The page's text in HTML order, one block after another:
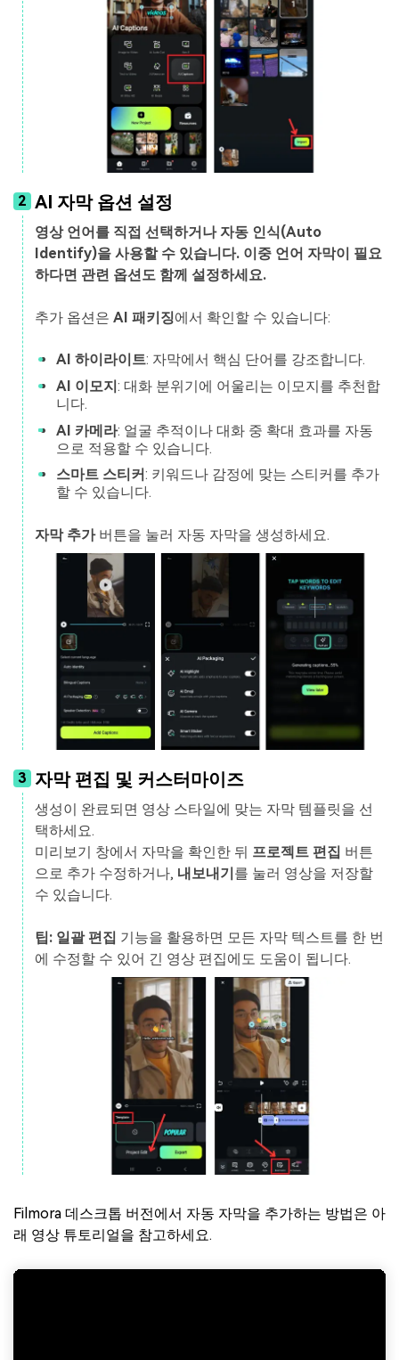
2 AI 자막 옵션 설정
영상 언어를 직접 선택하거나 자동 인식(Auto
Identify)을 사용할 수 있습니다. 이중 언어 자막이 필요
하다면 관련 옵션도 함께 설정하세요.
추가 옵션은 AI 패키징에서 확인할 수 있습니다:
AI 하이라이트: 자막에서 핵심 단어를 강조합니다.
AI 이모지: 대화 분위기에 어울리는 이모지를 추천합
니다.
AI 카메라: 얼굴 추적이나 대화 중 확대 효과를 자동
으로 적용할 수 있습니다.
스마트 스티커: 키워드나 감정에 맞는 스티커를 추가
할 수 있습니다.
자막 추가버튼을 눌러 자동 자막을 생성하세요.
3 자막 편집 및 커스터마이즈
생성이 완료되면 영상 스타일에 맞는 자막 템플릿을 선
택하세요.
미리보기 창에서 자막을 확인한 뒤 프로젝트 편집 버튼
으로 추가 수정하거나, 내보내기 를 눌러 영상을 저장할
수 있습니다.
팁: 일괄 편집 기능을 활용하면 모든 자막 텍스트를 한 번
에 수정할 수 있어 긴 영상 편집에도 도움이 됩니다.
Filmora 데스크톱 버전에서 자동 자막을 추가하는 방법은 아
래 영상 튜토리얼을 참고하세요.